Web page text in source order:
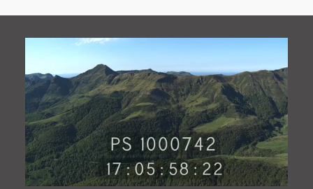
PAYS
CARTE
COLLECTIONS